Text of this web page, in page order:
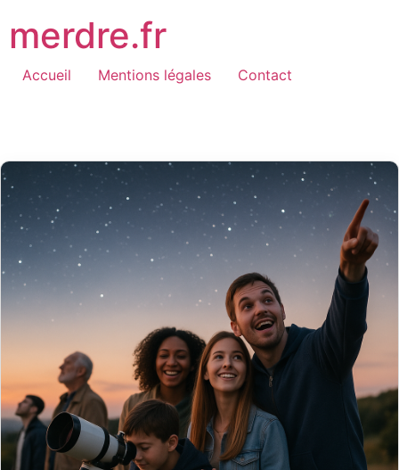
au
contenu
merdre.fr
Accueil Mentions légales Contact